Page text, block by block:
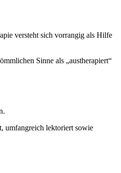
versteht sich vorrangig als Hilfe
Sinne als „austherapiert“
umfangreich lektoriert sowie